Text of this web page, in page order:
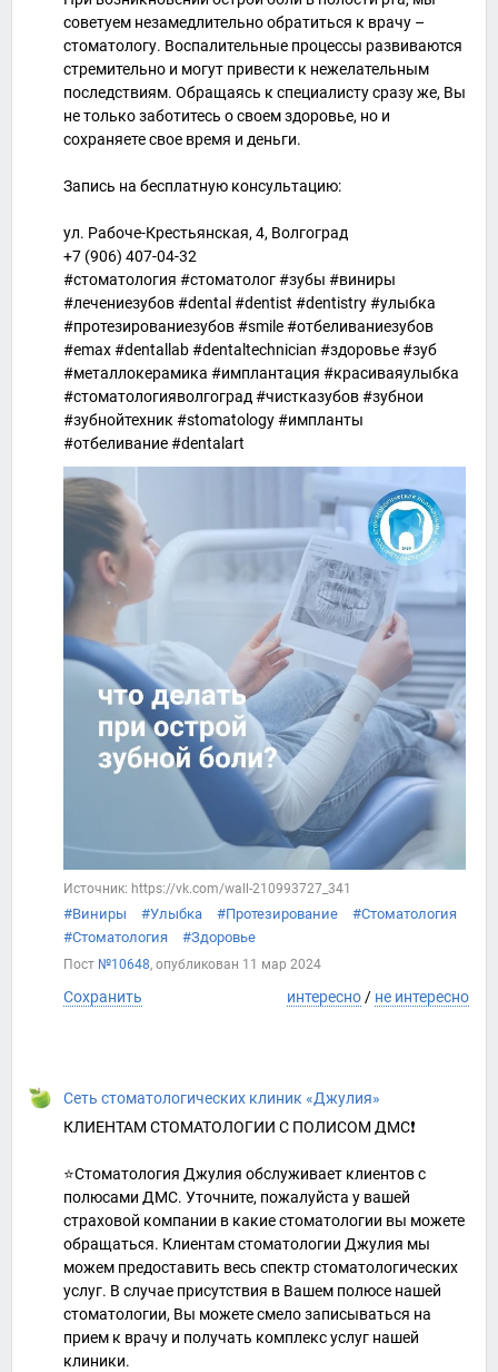
советуем незамедлительно обратиться к врачу –
стоматологу. Воспалительные процессы развиваются
стремительно и могут привести к нежелательным
последствиям. Обращаясь к специалисту сразу же, Вы
не только заботитесь о своем здоровье, но и
сохраняете свое время и деньги.
Запись на бесплатную консультацию:
ул. Рабоче-Крестьянская, 4, Волгоград
+7 (906) 407-04-32
#стоматология #стоматолог #зубы #виниры
#лечениезубов #dental #dentist #dentistry #улыбка
#протезированиезубов #smile #отбеливаниезубов
#emax #dentallab #dentaltechnician #здоровье #зуб
#металлокерамика #имплантация #красиваяулыбка
#стоматологияволгоград #чистказубов #зубнои
#зубнойтехник #stomatology #импланты
#отбеливание #dentalart
Источник: https://vk.com/wall-210993727_341
#Виниры #Улыбка #Протезирование
#Стоматология
#Стоматология
#Здоровье
Пост №10648, опубликован 11 мар 2024
Сохранить интересно / не интересно
Сеть стоматологических клиник «Джулия»
КЛИЕНТАМ СТОМАТОЛОГИИ С ПОЛИСОМ ДМС❗
⭐Стоматология Джулия обслуживает клиентов с
полюсами ДМС. Уточните, пожалуйста у вашей
страховой компании в какие стоматологии вы можете
обращаться. Клиентам стоматологии Джулия мы
можем предоставить весь спектр стоматологических
услуг. В случае присутствия в Вашем полюсе нашей
стоматологии, Вы можете смело записываться на
прием к врачу и получать комплекс услуг нашей
клиники.